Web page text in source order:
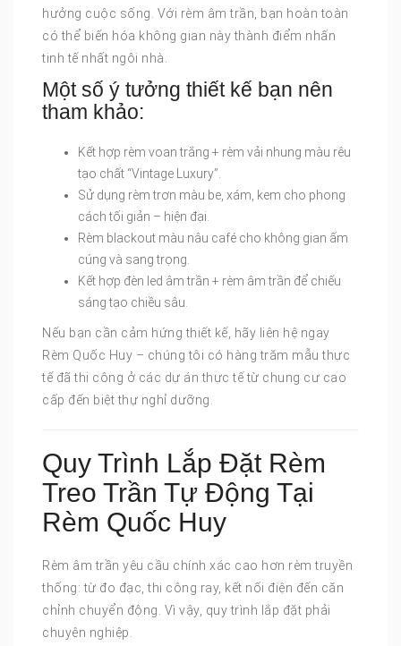
hưởng cuộc sống. Với rèm âm trần, bạn hoàn toàn
có thể biến hóa không gian này thành điểm nhấn
tinh tế nhất ngôi nhà.
Một số ý tưởng thiết kế bạn nên
tham khảo:
Kết hợp rèm voan trắng + rèm vải nhung màu rêu
tạo chất “Vintage Luxury”.
Sử dụng rèm trơn màu be, xám, kem cho phong
cách tối giản – hiện đại.
Rèm blackout màu nâu café cho không gian ấm
cúng và sang trọng.
Kết hợp đèn led âm trần + rèm âm trần để chiếu
sáng tạo chiều sâu.
Nếu bạn cần cảm hứng thiết kế, hãy liên hệ ngay
Rèm Quốc Huy – chúng tôi có hàng trăm mẫu thực
tế đã thi công ở các dự án thực tế từ chung cư cao
cấp đến biệt thự nghỉ dưỡng.
Quy Trình Lắp Đặt Rèm
Treo Trần Tự Động Tại
Rèm Quốc Huy
Rèm âm trần yêu cầu chính xác cao hơn rèm truyền
thống: từ đo đạc, thi công ray, kết nối điện đến căn
chỉnh chuyển động. Vì vậy, quy trình lắp đặt phải
chuyên nghiệp.